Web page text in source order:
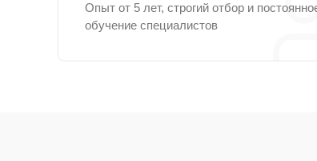
Опыт от 5 лет, строгий отбор и
обучение специалистов